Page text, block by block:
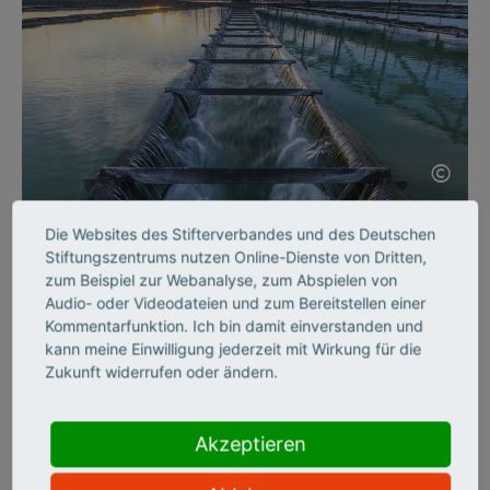
©
SCIENCE ENTREPRENEURSHIP
Intelligente Sensoren
Wasserproben in Sekundenschnelle analysieren? Die Sensoren
des jungen Start-ups InProSens machen es möglich. Teil 3
unserer Reihe Gründerporträts.
Die Websites des Stifterverbandes und des Deutschen
Stiftungszentrums nutzen Online-Dienste von Dritten,
zum Beispiel zur Webanalyse, zum Abspielen von
Audio- oder Videodateien und zum Bereitstellen einer
Kommentarfunktion. Ich bin damit einverstanden und
kann meine Einwilligung jederzeit mit Wirkung für die
Zukunft widerrufen oder ändern.
Akzeptieren